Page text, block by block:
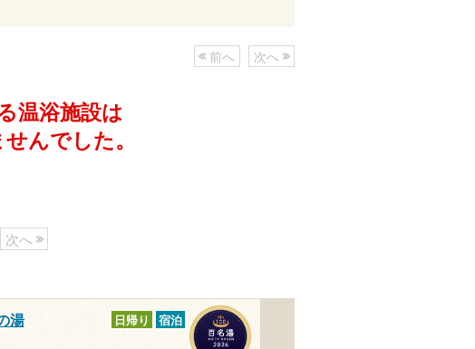
前へ 次へ
温浴施設は
んでした。
次へ
湯 日帰り 宿泊